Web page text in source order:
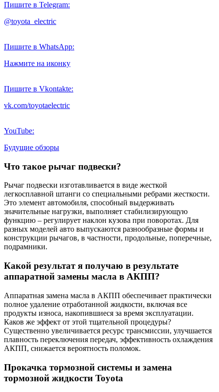
Пишите в Telegram:
@toyota_electric
Пишите в WhatsApp:
Нажмите на иконку
Пишите в Vkontakte:
vk.com/toyotaelectric
YouTube:
Будущие обзоры
Что такое рычаг подвески?
Рычаг подвески изготавливается в виде жесткой
легкосплавной штанги со специальными ребрами жесткости.
Это элемент автомобиля, способный выдерживать
значительные нагрузки, выполняет стабилизирующую
функцию – регулирует наклон кузова при поворотах. Для
разных моделей авто выпускаются разнообразные формы и
конструкции рычагов, в частности, продольные, поперечные,
подрамники.
Какой результат я получаю в результате
аппаратной замены масла в АКПП?
Аппаратная замена масла в АКПП обеспечивает практически
полное удаление отработанной жидкости, включая все
продукты износа, накопившиеся за время эксплуатации.
Каков же эффект от этой тщательной процедуры?
Существенно увеличивается ресурс трансмиссии, улучшается
плавность переключения передач, эффективность охлаждения
АКПП, снижается вероятность поломок.
Прокачка тормозной системы и замена
тормозной жидкости Toyota